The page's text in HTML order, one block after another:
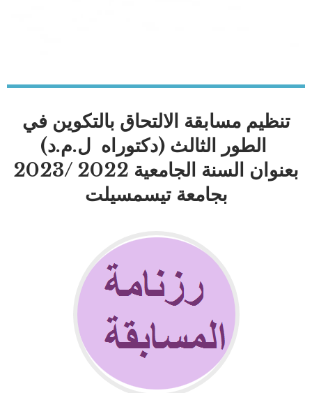
تنظيم مسابقة الالتحاق بالتكوين في
بعنوان السنة الجامعية 2022 /2023
بجامعة تيسمسيلت